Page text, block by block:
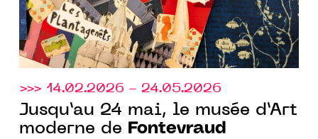
>>> 14.02.2026 - 24.05.2026
Jusqu’au 24 mai, le musée d’Art
moderne de
Fontevraud